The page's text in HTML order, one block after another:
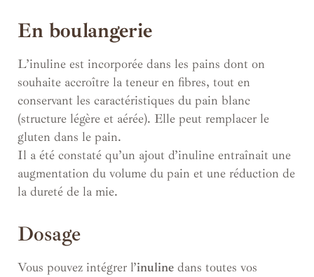
En boulangerie
L’inuline est incorporée dans les pains dont on
souhaite accroître la teneur en fibres, tout en
conservant les caractéristiques du pain blanc
(structure légère et aérée). Elle peut remplacer le
gluten dans le pain.
Il a été constaté qu’un ajout d’inuline entraînait une
augmentation du volume du pain et une réduction de
la dureté de la mie.
Dosage
Vous pouvez intégrer l’inuline dans toutes vos